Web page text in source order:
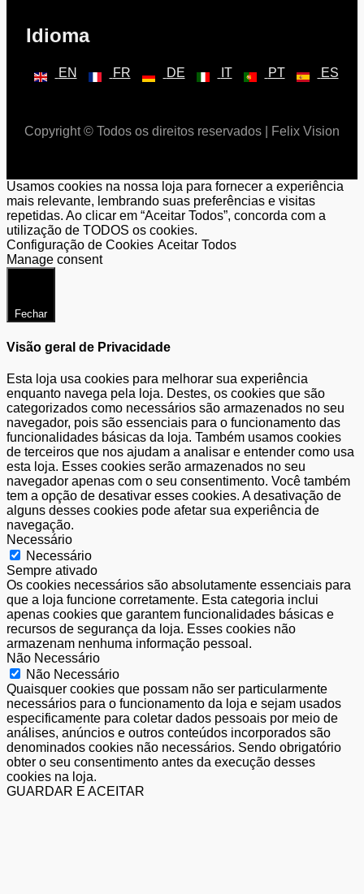
Idioma
EN FR DE IT PT ES
Copyright © Todos os direitos reservados | Felix Vision
Usamos cookies na nossa loja para fornecer a experiência
mais relevante, lembrando suas preferências e visitas
repetidas. Ao clicar em “Aceitar Todos”, concorda com a
utilização de TODOS os cookies.
Configuração de Cookies Aceitar Todos
Manage consent
Fechar
Visão geral de Privacidade
Esta loja usa cookies para melhorar sua experiência
enquanto navega pela loja. Destes, os cookies que são
categorizados como necessários são armazenados no seu
navegador, pois são essenciais para o funcionamento das
funcionalidades básicas da loja. Também usamos cookies
de terceiros que nos ajudam a analisar e entender como usa
esta loja. Esses cookies serão armazenados no seu
navegador apenas com o seu consentimento. Você também
tem a opção de desativar esses cookies. A desativação de
alguns desses cookies pode afetar sua experiência de
navegação.
Necessário
Necessário
Sempre ativado
Os cookies necessários são absolutamente essenciais para
que a loja funcione corretamente. Esta categoria inclui
apenas cookies que garantem funcionalidades básicas e
recursos de segurança da loja. Esses cookies não
armazenam nenhuma informação pessoal.
Não Necessário
Não Necessário
Quaisquer cookies que possam não ser particularmente
necessários para o funcionamento da loja e sejam usados
especificamente para coletar dados pessoais por meio de
análises, anúncios e outros conteúdos incorporados são
denominados cookies não necessários. Sendo obrigatório
obter o seu consentimento antes da execução desses
cookies na loja.
GUARDAR E ACEITAR